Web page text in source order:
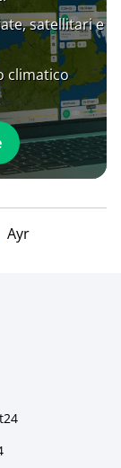
satellitari e
climatico
Ayr